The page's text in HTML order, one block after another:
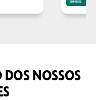
NOSSOS